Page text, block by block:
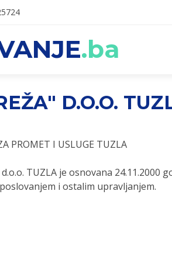
.ba
D.O.O.
PROMET I USLUGE TUZLA
d.o.o. TUZLA je osnovana
i ostalim upravljanjem.